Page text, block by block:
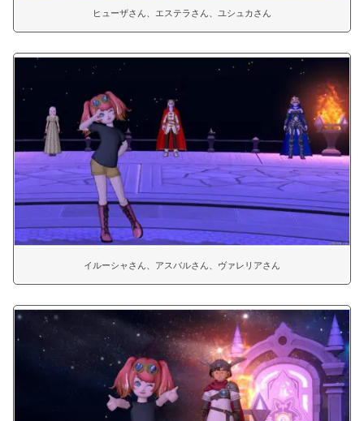
ヒューザさん、エステラさん、ユシュカさん
イルーシャさん、アスバルさん、ヴァレリアさん